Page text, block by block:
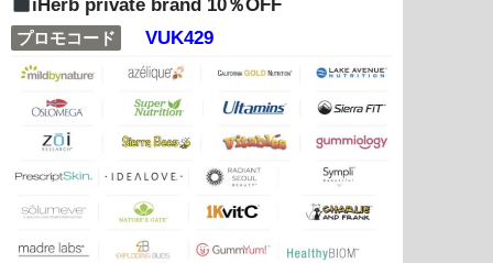
iHerb private brand 10％OFF
プロモコード VUK429